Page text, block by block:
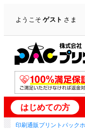
ようこそゲスト さま
はじめての方
印刷通販プリントパック